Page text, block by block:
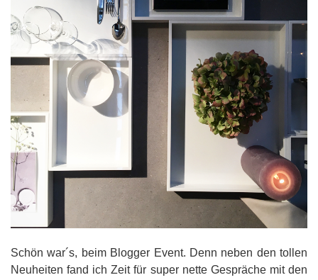
Schön war´s, beim Blogger Event. Denn neben den tollen
Neuheiten fand ich Zeit für super nette Gespräche mit den